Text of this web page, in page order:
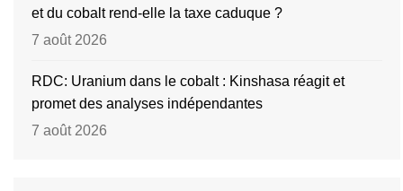
et du cobalt rend-elle la taxe caduque ?
7 août 2026
RDC: Uranium dans le cobalt : Kinshasa réagit et
promet des analyses indépendantes
7 août 2026